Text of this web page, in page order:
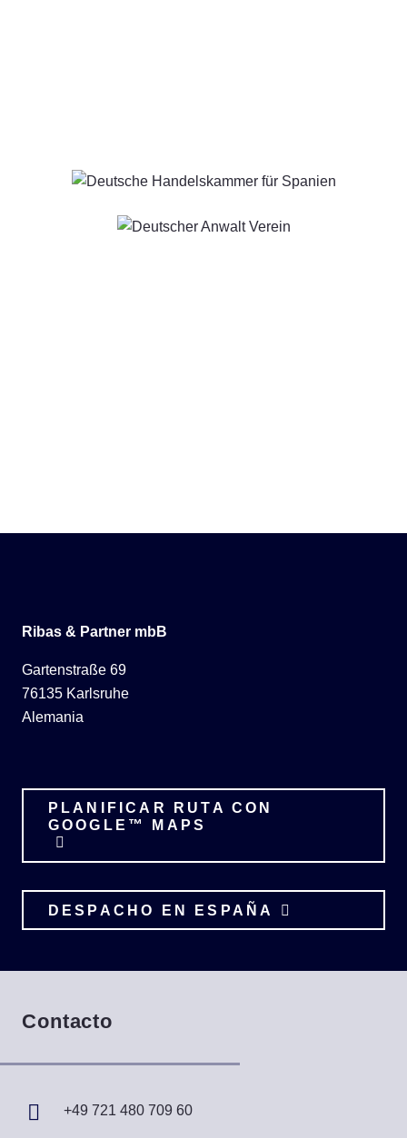
Ribas & Partner mbB
Gartenstraße 69
76135 Karlsruhe
Alemania
PLANIFICAR RUTA CON
GOOGLE™ MAPS
DESPACHO EN ESPAÑA
Contacto
+49 721 480 709 60